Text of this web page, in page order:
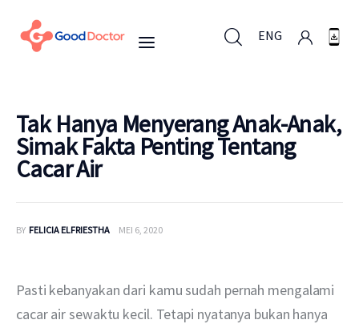
ENG
ENG
Untuk Bisnis
Berita
Tak Hanya Menyerang Anak-Anak,
Simak Fakta Penting Tentang
Cacar Air
BY FELICIA ELFRIESTHA MEI 6, 2020
Pasti kebanyakan dari kamu sudah pernah mengalami
cacar air sewaktu kecil. Tetapi nyatanya bukan hanya